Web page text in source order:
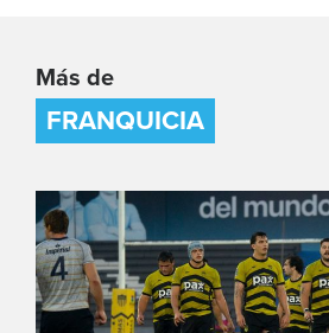
Más de
FRANQUICIA